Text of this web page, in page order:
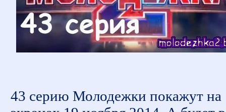
43 серию Молодежки покажут на